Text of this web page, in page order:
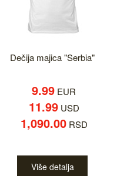
Dečija majica "Serbia"
9.99 EUR
11.99USD
1,090.00RSD
Više detalja